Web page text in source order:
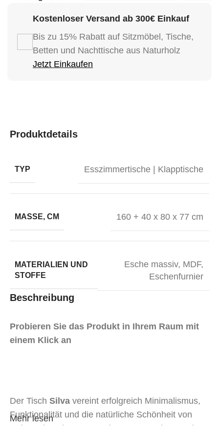
Kostenloser Versand ab 300€ Einkauf
Bis zu 15% Rabatt auf Sitzmöbel, Tische,
Betten und Nachttische aus Naturholz
Jetzt Einkaufen
Produktdetails
TYP Esszimmertische | Klapptische
MASSE, CM 160 + 40 x 80 x 77 cm
MATERIALIEN UND
STOFFE
Esche massiv, MDF,
Eschenfurnier
Beschreibung
Probieren Sie das Produkt in Ihrem Raum mit
einem Klick an
Der Tisch Silva vereint erfolgreich Minimalismus,
Funktionalität und die natürliche Schönheit von
Holz. Seine eleganten Beine aus massiver Esche
Mehr lesen